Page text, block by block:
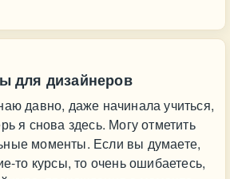
для дизайнеров
давно, даже начинала учиться,
я снова здесь. Могу отметить
моменты. Если вы думаете,
то курсы, то очень ошибаетесь,